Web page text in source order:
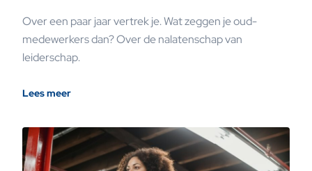
Over een paar jaar vertrek je. Wat zeggen je oud-
medewerkers dan? Over de nalatenschap van
leiderschap.
Lees meer